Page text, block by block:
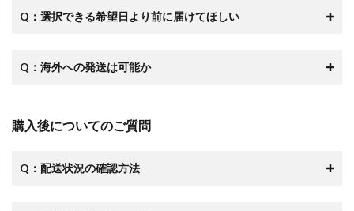
Q： 選択できる希望日より前に届けてほしい
Q：海外への発送は可能か
購入後についてのご質問
Q：配送状況の確認方法